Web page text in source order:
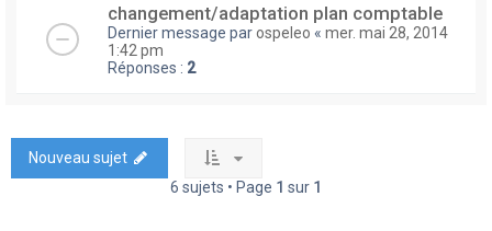
changement/adaptation plan comptable
Dernier message parospeleo « mer. mai 28, 2014
1:42 pm
Réponses : 2
Nouveau sujet
6 sujets • Page 1 sur 1